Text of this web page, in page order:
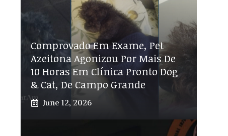
Comprovado Em Exame, Pet
Azeitona Agonizou Por Mais De
10 Horas Em Clínica Pronto Dog
& Cat, De Campo Grande
June 12, 2026